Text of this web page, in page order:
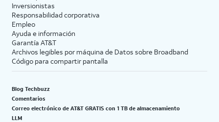
Inversionistas
Responsabilidad corporativa
Empleo
Ayuda e información
Garantía AT&T
Archivos legibles por máquina de Datos sobre Broadband
Código para compartir pantalla
Blog Techbuzz
Comentarios
Correo electrónico de AT&T GRATIS con 1 TB de almacenamiento
LLM